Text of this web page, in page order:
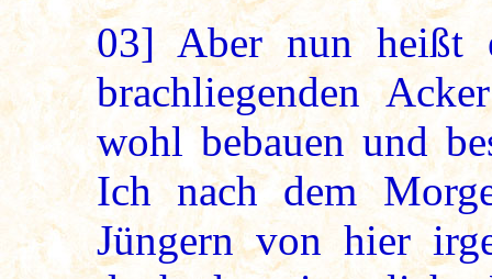
03] Aber nun heißt
brachliegenden
wohl bebauen und
Ich nach dem
Jüngern von hier